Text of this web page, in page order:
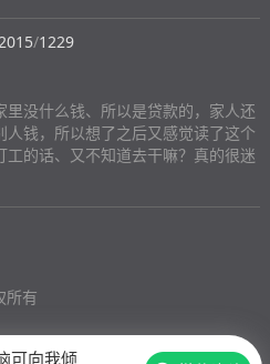
可向我倾
是转什么？转之前，我的状态是
什么样？如果我们学校除了我现
不是特别好，甚至可以说是很
为什么高考填志愿的时候。不
考虑了一些父母的看法。现在来
虑自己的心，却发现我想学的大
为什么当时高考填报志愿的时候
不用我那个时候的分数去上课，
个学校不好的专业。都说每个学
专业。我是很想上好的专业但是
趣，那是不是可以退而求其次
中不是很好的专业。我本来已经
/1229
没什么钱、所以是贷款的，家人还
钱，所以想了之后又感觉读了这个
的话、又不知道去干嘛？真的很迷
所有